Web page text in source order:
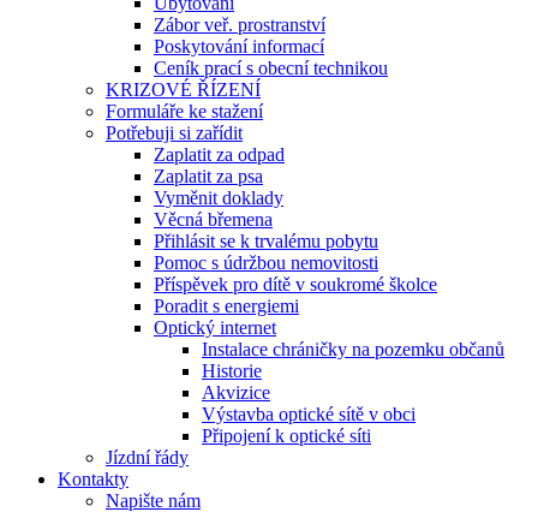
Zábor veř. prostranství
Poskytování informací
Ceník prací s obecní technikou
KRIZOVÉ ŘÍZENÍ
Formuláře ke stažení
Potřebuji si zařídit
Zaplatit za odpad
Zaplatit za psa
Vyměnit doklady
Věcná břemena
Přihlásit se k trvalému pobytu
Pomoc s údržbou nemovitosti
Příspěvek pro dítě v soukromé školce
Poradit s energiemi
Optický internet
Instalace chráničky na pozemku občanů
Historie
Akvizice
Výstavba optické sítě v obci
Připojení k optické síti
Jízdní řády
Kontakty
Napište nám